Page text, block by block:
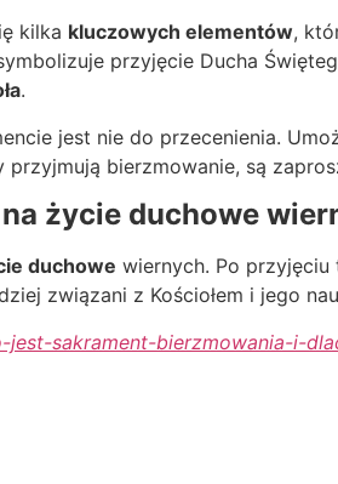
kilka kluczowych elementów,
przyjęcie Ducha
.
jest nie do przecenienia.
bierzmowanie, są
życie duchowe
duchowe wiernych. Po
związani z Kościołem i jego
sakrament-bierzmowania-i-